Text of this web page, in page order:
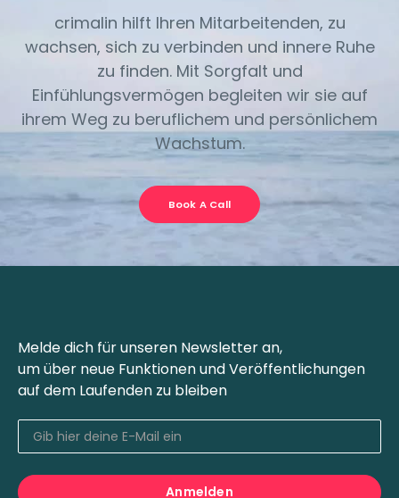
crimalin hilft Ihren Mitarbeitenden, zu
wachsen, sich zu verbinden und innere Ruhe
zu finden. Mit Sorgfalt und
Einfühlungsvermögen begleiten wir sie auf
ihrem Weg zu beruflichem und persönlichem
Wachstum.
Book A Call
Melde dich für unseren Newsletter an,
um über neue Funktionen und Veröffentlichungen
auf dem Laufenden zu bleiben